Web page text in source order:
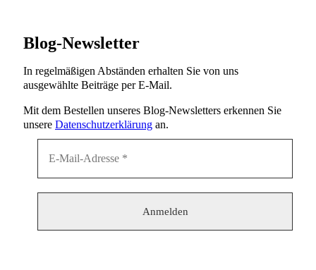
Blog-Newsletter
In regelmäßigen Abständen erhalten Sie von uns
ausgewählte Beiträge per E-Mail.
Mit dem Bestellen unseres Blog-Newsletters erkennen Sie
unsere Datenschutzerklärung an.